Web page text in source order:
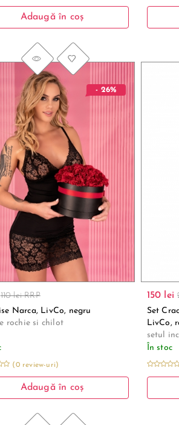
Adaugă în coș
- 26%
110 lei RRP
Narca, LivCo, negru
rochie si chilot
(0 review-uri)
Adaugă în coș
150 lei
Set
LivCo,
setul
În stoc